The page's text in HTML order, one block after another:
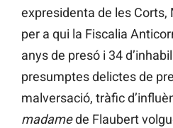
expresidenta de les Corts,
per a qui la Fiscalia
anys de presó i 34
presumptes delictes de
malversació, tràfic
madamede Flaubert